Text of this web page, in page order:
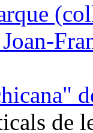
de